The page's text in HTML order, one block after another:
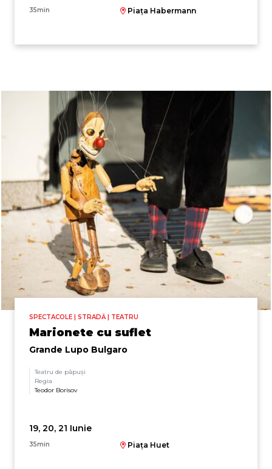
35min Piața Habermann
SPECTACOLE | STRADĂ | TEATRU
Marionete cu suflet
Grande Lupo Bulgaro
Teatru de păpuși
Regia
Teodor Borisov
19, 20, 21 Iunie
35min Piața Huet